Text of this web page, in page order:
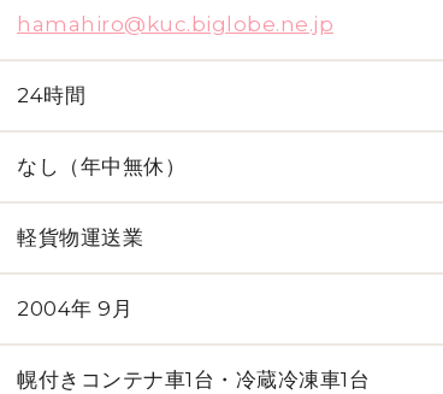
hamahiro@kuc.biglobe.ne.jp
24時間
なし（年中無休）
軽貨物運送業
2004年 9月
幌付きコンテナ車1台・冷蔵冷凍車1台